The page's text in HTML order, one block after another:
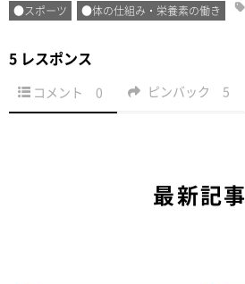
●スポーツ ●体の仕組み・栄養素の働き
5 レスポンス
コメント 0 ピンバック 5
最新記事